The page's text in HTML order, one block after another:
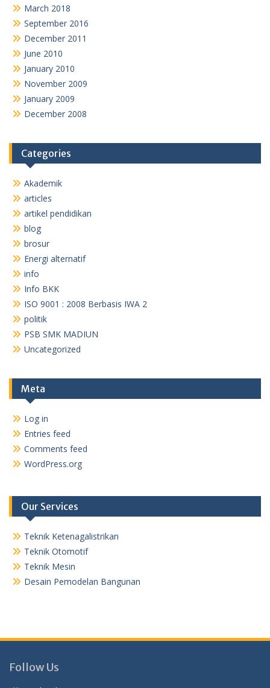
March 2018
September 2016
December 2011
June 2010
January 2010
November 2009
January 2009
December 2008
Categories
Akademik
articles
artikel pendidikan
blog
brosur
Energi alternatif
info
Info BKK
ISO 9001 : 2008 Berbasis IWA 2
politik
PSB SMK MADIUN
Uncategorized
Meta
Log in
Entries feed
Comments feed
WordPress.org
Our Services
Teknik Ketenagalistrikan
Teknik Otomotif
Teknik Mesin
Desain Pemodelan Bangunan
Follow Us